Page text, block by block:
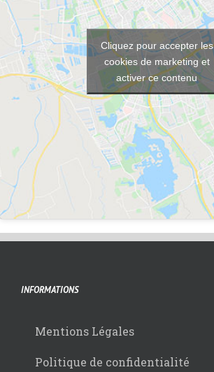
Cliquez pour accepter les
cookies de marketing et
activer ce contenu
INFORMATIONS
Mentions Légales
Politique de confidentialité